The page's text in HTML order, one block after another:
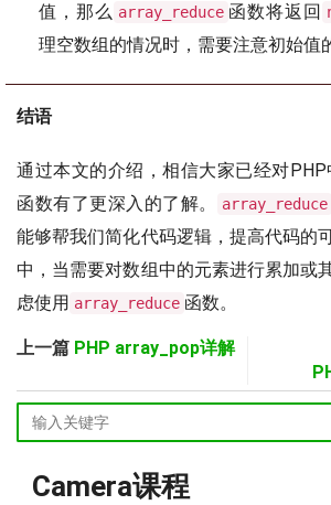
值，那么 array_reduce 函数将返回
理空数组的情况时，需要注意初始值
结语
通过本文的介绍，相信大家已经对PHP
函数有了更深入的了解。 array_reduce
能够帮我们简化代码逻辑，提高代码的
中，当需要对数组中的元素进行累加或
虑使用 array_reduce 函数。
上一篇 PHP array_pop详解
Camera课程